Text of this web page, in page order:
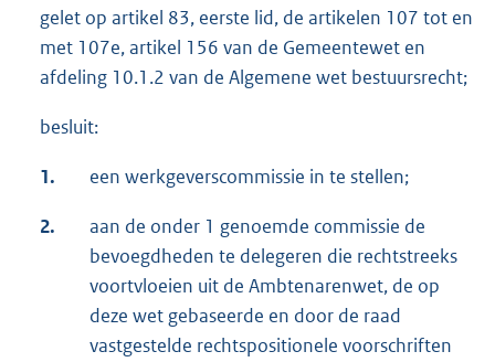
gelet op artikel 83, eerste lid, de artikelen 107 tot en
met 107e, artikel 156 van de Gemeentewet en
afdeling 10.1.2 van de Algemene wet bestuursrecht;
besluit:
1. een werkgeverscommissie in te stellen;
2.
aan de onder 1 genoemde commissie de
bevoegdheden te delegeren die rechtstreeks
voortvloeien uit de Ambtenarenwet, de op
deze wet gebaseerde en door de raad
vastgestelde rechtspositionele voorschriften